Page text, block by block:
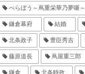
べらぼう～蔦重栄華乃夢噺～
鎌倉幕府 結婚
北条政子 豊臣秀吉
藤原道長 蔦屋重三郎
鎌倉 北条時政